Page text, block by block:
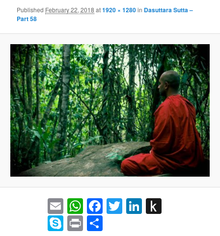
Published February 22, 2018 at1920 × 1280in Dasuttara Sutta –
Part 58
EmailWhatsApp
Facebook
TwitterLinkedIn
Skype
Print